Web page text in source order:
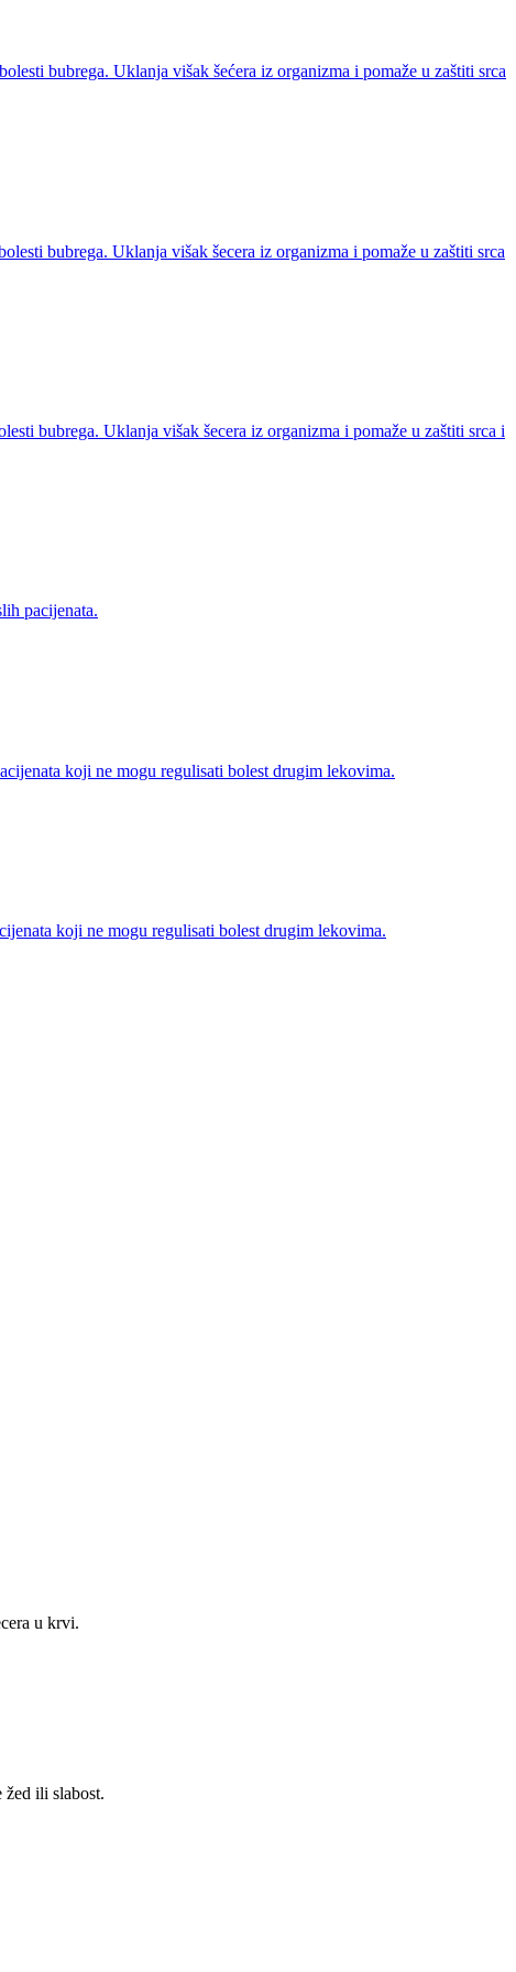
bubrega. Uklanja višak šećera iz organizma i pomaže u zaštiti srca
bubrega. Uklanja višak šecera iz organizma i pomaže u zaštiti srca
bubrega. Uklanja višak šecera iz organizma i pomaže u zaštiti srca i
pacijenata.
koji ne mogu regulisati bolest drugim lekovima.
koji ne mogu regulisati bolest drugim lekovima.
u krvi.
ili slabost.